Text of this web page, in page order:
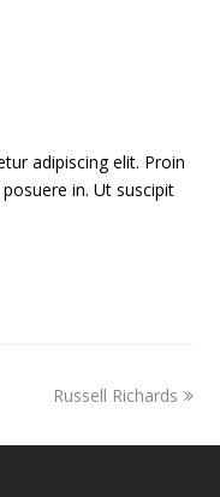
adipiscing elit. Proin
in. Ut suscipit
Russell Richards